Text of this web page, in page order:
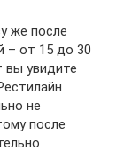
же после
– от 15 до 30
вы увидите
не
после